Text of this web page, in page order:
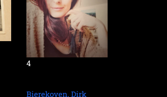
4
Bierekoven, Dirk